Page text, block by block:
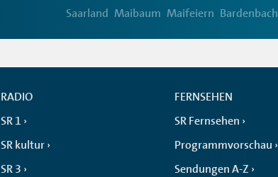
Saarland Maibaum Maifeiern Bardenbach
RADIO
SR 1
SR kultur
SR 3
FERNSEHEN
SR Fernsehen
Programmvorschau
Sendungen A-Z